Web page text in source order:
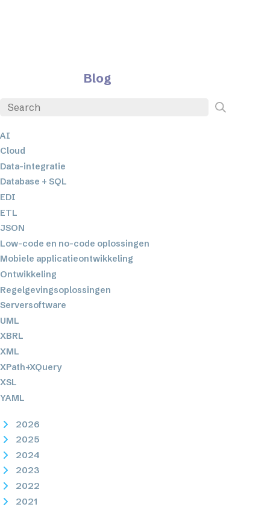
Blog
AI
Cloud
Data-integratie
Database + SQL
EDI
ETL
JSON
Low-code en no-code oplossingen
Mobiele applicatieontwikkeling
Ontwikkeling
Regelgevingsoplossingen
Serversoftware
UML
XBRL
XML
XPath+XQuery
XSL
YAML
2026
2025
2024
2023
2022
2021